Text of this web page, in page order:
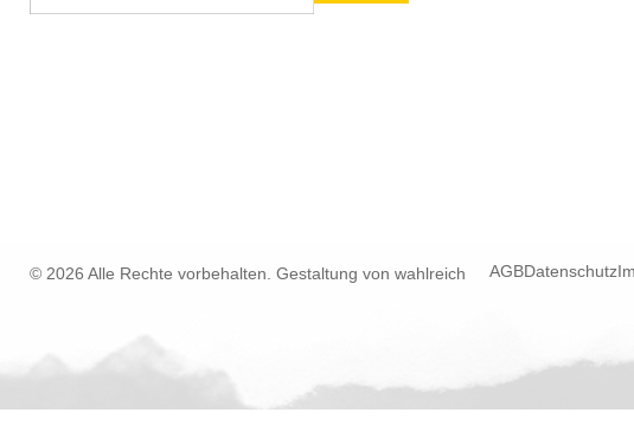
© 2026 Alle Rechte vorbehalten. Gestaltung von wahlreich AGBDatenschutz